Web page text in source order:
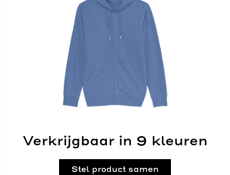
Verkrijgbaar in 9 kleuren
Stel product samen